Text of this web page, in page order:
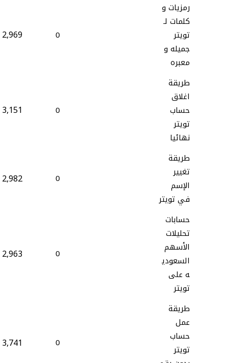
رمزيات و
كلمات لـ
تويتر
جميله و
معبره
0
2,969
طريقة
اغلاق
حساب
تويتر
نهائيا
0
3,151
طريقة
تغيير
الإسم
في تويتر
0
2,982
حسابات
تحليلات
الأسهم
السعودي
ه على
تويتر
0
2,963
طريقة
عمل
حساب
تويتر
0
3,741